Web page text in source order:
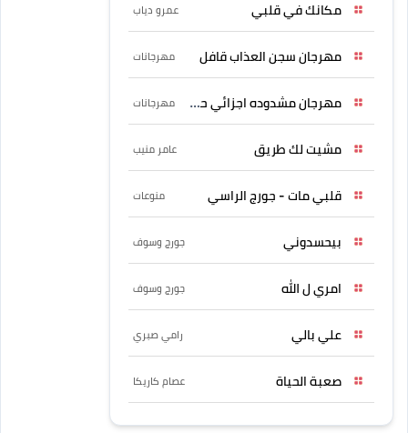
مكانك في قلبي عمرو دياب
مهرجان سجن العذاب قافل مهرجانات
مهرجان مشدوده اجزائي حربونى مهرجانات
مشيت لك طريق عامر منيب
قلبي مات - جورج الراسي منوعات
بيحسدوني جورج وسوف
امري ل الله جورج وسوف
علي بالي رامي صبري
صعبة الحياة عصام كاريكا